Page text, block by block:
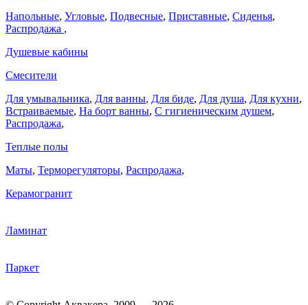
Напольные, Угловые, Подвесные, Приставные, Сиденья,
Распродажа ,
Душевые кабины
Смесители
Для умывальника, Для ванны, Для биде, Для душа, Для кухни,
Встраиваемые, На борт ванны, C гигиеническим душем,
Распродажа,
Теплые полы
Маты, Терморегуляторы, Распродажа,
Керамогранит
Ламинат
Паркет